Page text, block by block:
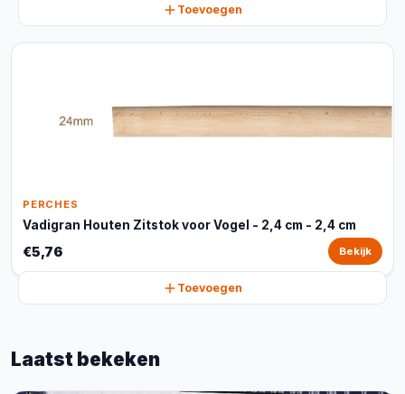
Toevoegen
PERCHES
Vadigran Houten Zitstok voor Vogel - 2,4 cm - 2,4 cm
€5,76 Bekijk
Toevoegen
Laatst bekeken